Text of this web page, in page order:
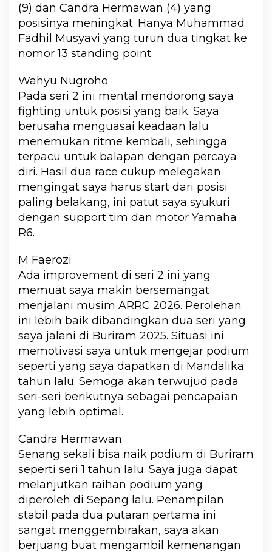
(9) dan Candra Hermawan (4) yang
posisinya meningkat. Hanya Muhammad
Fadhil Musyavi yang turun dua tingkat ke
nomor 13 standing point.
Wahyu Nugroho
Pada seri 2 ini mental mendorong saya
fighting untuk posisi yang baik. Saya
berusaha menguasai keadaan lalu
menemukan ritme kembali, sehingga
terpacu untuk balapan dengan percaya
diri. Hasil dua race cukup melegakan
mengingat saya harus start dari posisi
paling belakang, ini patut saya syukuri
dengan support tim dan motor Yamaha
R6.
M Faerozi
Ada improvement di seri 2 ini yang
memuat saya makin bersemangat
menjalani musim ARRC 2026. Perolehan
ini lebih baik dibandingkan dua seri yang
saya jalani di Buriram 2025. Situasi ini
memotivasi saya untuk mengejar podium
seperti yang saya dapatkan di Mandalika
tahun lalu. Semoga akan terwujud pada
seri-seri berikutnya sebagai pencapaian
yang lebih optimal.
Candra Hermawan
Senang sekali bisa naik podium di Buriram
seperti seri 1 tahun lalu. Saya juga dapat
melanjutkan raihan podium yang
diperoleh di Sepang lalu. Penampilan
stabil pada dua putaran pertama ini
sangat menggembirakan, saya akan
berjuang buat mengambil kemenangan